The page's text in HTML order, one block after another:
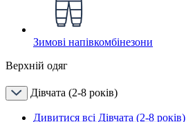
Зимові напівкомбінезони
Верхній одяг
Дівчата (2-8 років)
Дивитися всі Дівчата (2-8 років)